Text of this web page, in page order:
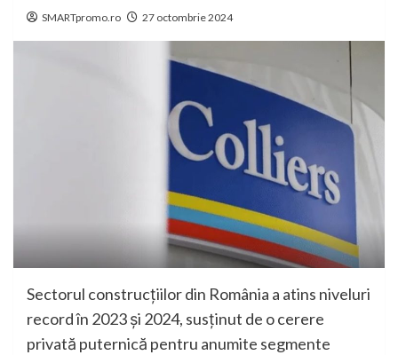
SMARTpromo.ro 27 octombrie 2024
Sectorul construcțiilor din România a atins niveluri
record în 2023 și 2024, susținut de o cerere
privată puternică pentru anumite segmente